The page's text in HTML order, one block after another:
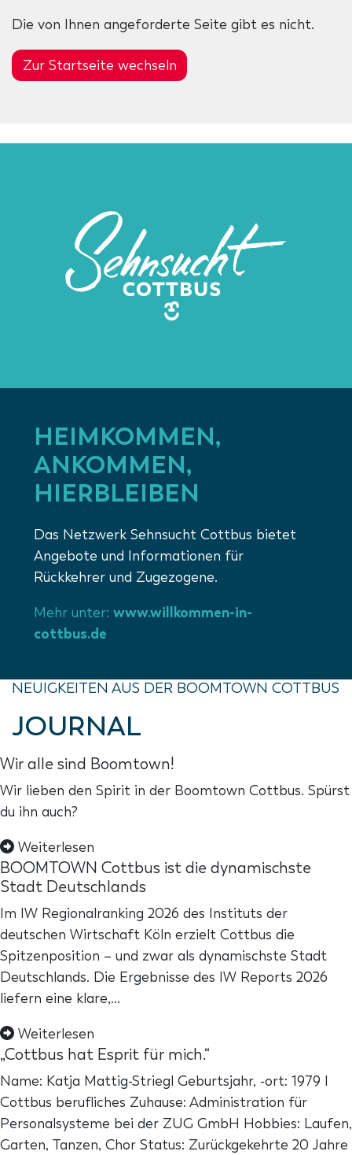
Die von Ihnen angeforderte Seite gibt es nicht.
Zur Startseite wechseln
HEIMKOMMEN,
ANKOMMEN,
HIERBLEIBEN
Das Netzwerk Sehnsucht Cottbus bietet
Angebote und Informationen für
Rückkehrer und Zugezogene.
Mehr unter:www.willkommen-in-
cottbus.de
NEUIGKEITEN AUS DER BOOMTOWN COTTBUS
JOURNAL
Wir alle sind Boomtown!
Wir lieben den Spirit in der Boomtown Cottbus. Spürst
du ihn auch?
Weiterlesen
BOOMTOWN Cottbus ist die dynamischste
Stadt Deutschlands
Im IW Regionalranking 2026 des Instituts der
deutschen Wirtschaft Köln erzielt Cottbus die
Spitzenposition – und zwar als dynamischste Stadt
Deutschlands. Die Ergebnisse des IW Reports 2026
liefern eine klare,…
Weiterlesen
„Cottbus hat Esprit für mich.“
Name: Katja Mattig-Striegl Geburtsjahr, -ort: 1979 I
Cottbus berufliches Zuhause: Administration für
Personalsysteme bei der ZUG GmbH Hobbies: Laufen,
Garten, Tanzen, Chor Status: Zurückgekehrte 20 Jahre